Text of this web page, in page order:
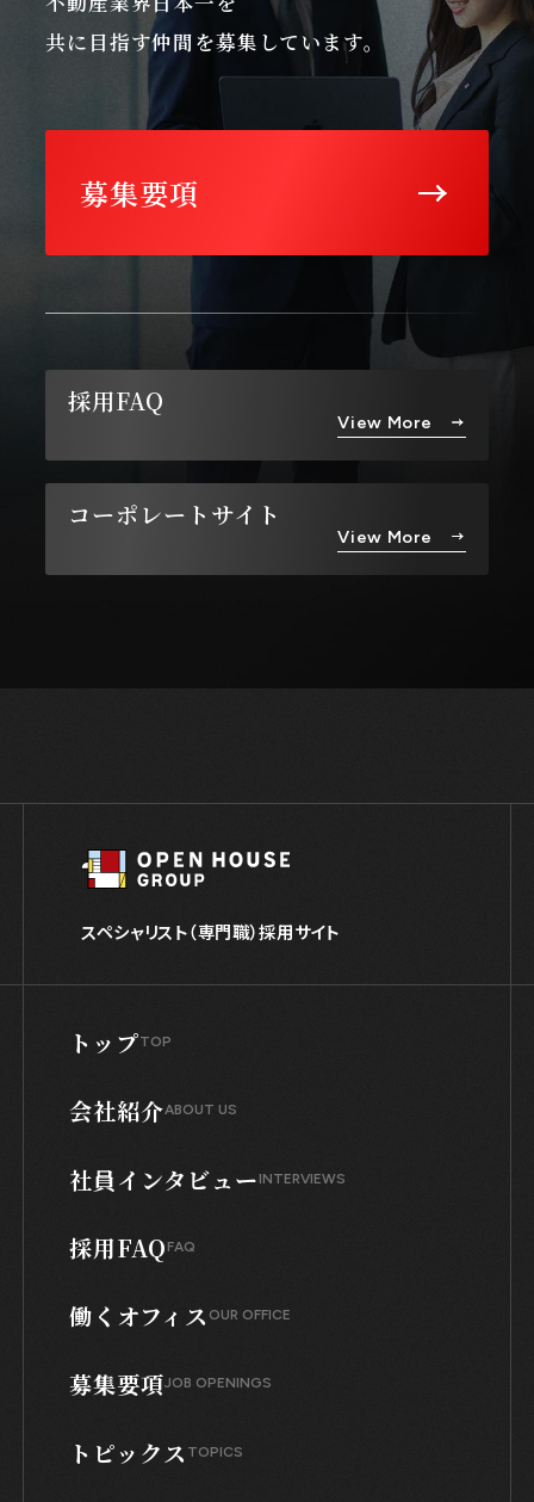
スペシャリスト（専門職）採用サイト
共に目指す仲間を募集しています。
募集要項
採用FAQ
View More
コーポレートサイト
View More
スペシャリスト（専門職）採用サイト
トップTOP
会社紹介ABOUT US
社員インタビューINTERVIEWS
採用FAQFAQ
働くオフィス OUR OFFICE
トピックス TOPICS
募集要項JOB OPENINGS